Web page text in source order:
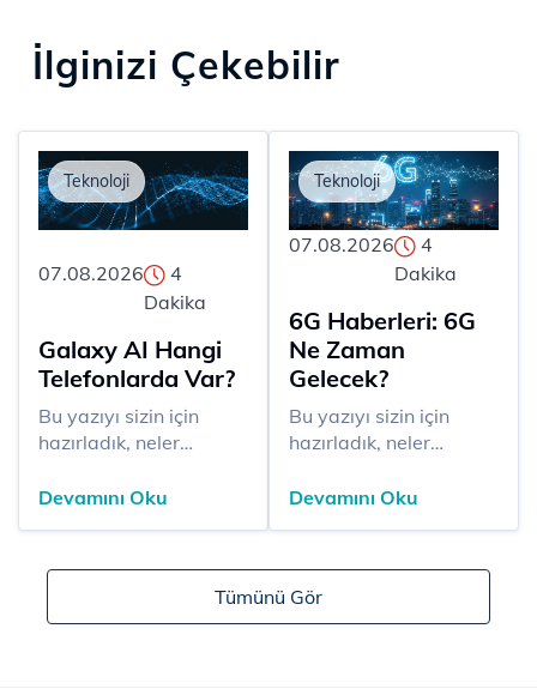
İlginizi Çekebilir
07.08.2026
4
Dakika
Galaxy AI Hangi
Telefonlarda Var?
Bu yazıyı sizin için
hazırladık, neler
AI akıllı telefonlarda
kolaylığı sunan yazılım
bütünüdür.Desteklenen
Devamını Oku
Teknoloji
07.08.2026
4
Dakika
6G Haberleri: 6G
Ne Zaman
Gelecek?
Bu yazıyı sizin için
hazırladık, neler
mobil haberleşmede
veri hızları ve daha
düşük gecikme süreleri
sunmayı
Devamını Oku
Teknoloji
Tümünü Gör